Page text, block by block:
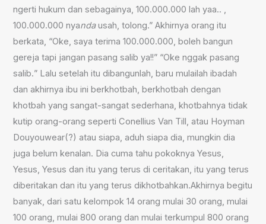
ngerti hukum dan sebagainya, 100.000.000 lah yaa.. ,
100.000.000 nyandausah, tolong.” Akhirnya orang itu
berkata, “Oke, saya terima 100.000.000, boleh bangun
gereja tapi jangan pasang salib ya!!” “Okenggak pasang
salib.” Lalu setelah itu dibangunlah, baru mulailah ibadah
dan akhirnya ibu ini berkhotbah, berkhotbah dengan
khotbah yang sangat-sangat sederhana, khotbahnya tidak
kutip orang-orang seperti Conellius Van Till, atau Hoyman
Douyouwear(?) atau siapa, aduh siapa dia, mungkin dia
juga belum kenalan. Dia cumatahu pokoknya Yesus,
Yesus, Yesus dan itu yang terus di ceritakan, itu yang terus
diberitakan dan itu yang terus dikhotbahkan.Akhirnya begitu
banyak, dari satu kelompok 14 orang mulai 30 orang, mulai
100 orang, mulai 800 orang dan mulai terkumpul 800 orang